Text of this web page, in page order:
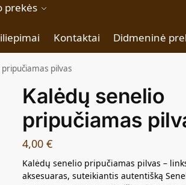
prekės
Kontaktai Didmeninė
pilvas
Kalėdų senelio
pripučiamas
4,00€
Kalėdų senelio pripučiamas pilvas –
aksesuaras, suteikiantis autentišką